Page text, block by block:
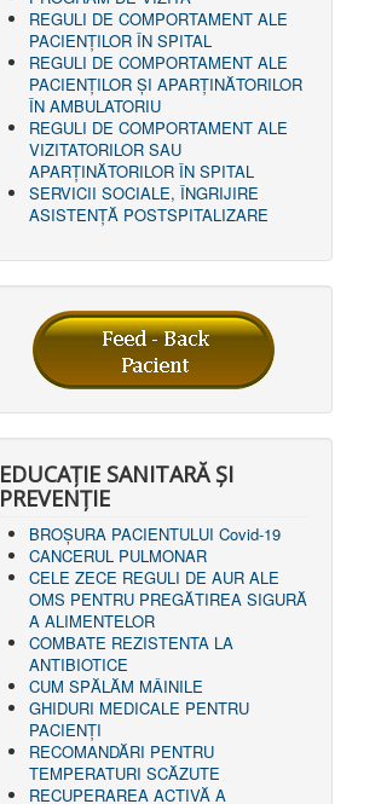
REGULI DE COMPORTAMENT ALE
PACIENȚILOR ÎN SPITAL
REGULI DE COMPORTAMENT ALE
PACIENȚILOR ȘI APARȚINĂTORILOR
ÎN AMBULATORIU
REGULI DE COMPORTAMENT ALE
VIZITATORILOR SAU
APARȚINĂTORILOR ÎN SPITAL
SERVICII SOCIALE, ÎNGRIJIRE
ASISTENŢĂ POSTSPITALIZARE
EDUCAȚIE SANITARĂ ȘI
PREVENȚIE
BROȘURA PACIENTULUI Covid-19
CANCERUL PULMONAR
CELE ZECE REGULI DE AUR ALE
OMS PENTRU PREGĂTIREA SIGURĂ
A ALIMENTELOR
COMBATE REZISTENTA LA
ANTIBIOTICE
CUM SPĂLĂM MÂINILE
GHIDURI MEDICALE PENTRU
PACIENȚI
RECOMANDĂRI PENTRU
TEMPERATURI SCĂZUTE
RECUPERAREA ACTIVĂ A